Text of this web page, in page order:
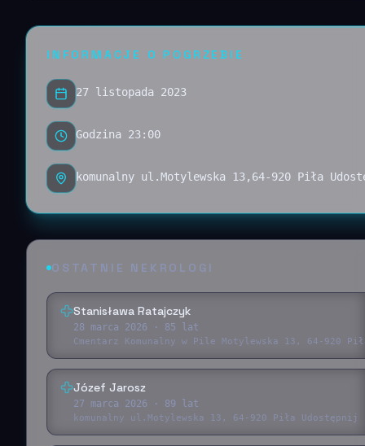
INFORMACJE O POGRZEBIE
27 listopada 2023
Godzina 23:00
komunalny ul.Motylewska 13,64-920 Piła
OSTATNIE NEKROLOGI
Stanisława Ratajczyk
28 marca 2026 · 85 lat
Cmentarz Komunalny w Pile Motylewska 13, 64-920
Józef Jarosz
27 marca 2026 · 89 lat
komunalny ul.Motylewska 13, 64-920 Piła